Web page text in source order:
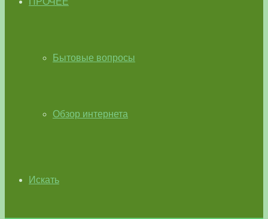
Бытовые вопросы
Обзор интернета
Искать